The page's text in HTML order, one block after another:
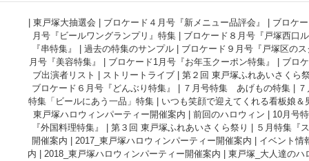
東戸塚大抽選会 ブロケード４月号『新メニュー品評会』
ブロケ
月号『ビールワングランプリ』特集| ブロケード８月号『戸塚西口
『串特集』
過去の特集のサンプル| ブロケード９月号『戸塚区の
月号『美容特集』
ブロケード1月号『お年玉クーポン特集』
ブロ
ブ出演者リスト
ストリートライブ| 第２回 東戸塚ふれあいさくら
ブロケード６月号『どんぶり特集』
７月号特集 あげもの特集|
特集「ビールにあう一品」特集
いつも笑顔で迎えてくれる看板娘＆
東戸塚ハロウィンパーティー開催案内
前回のハロウィン
10月号
『外国料理特集』
第３回 東戸塚ふれあいさくら祭り
５月特集『
開催案内
2017_東戸塚ハロウィンパーティー開催案内
イベント情
内
2018_東戸塚ハロウィンパーティー開催案内
東戸塚_大人達のハ